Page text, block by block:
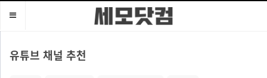
Toggle
유튜브 채널 추천